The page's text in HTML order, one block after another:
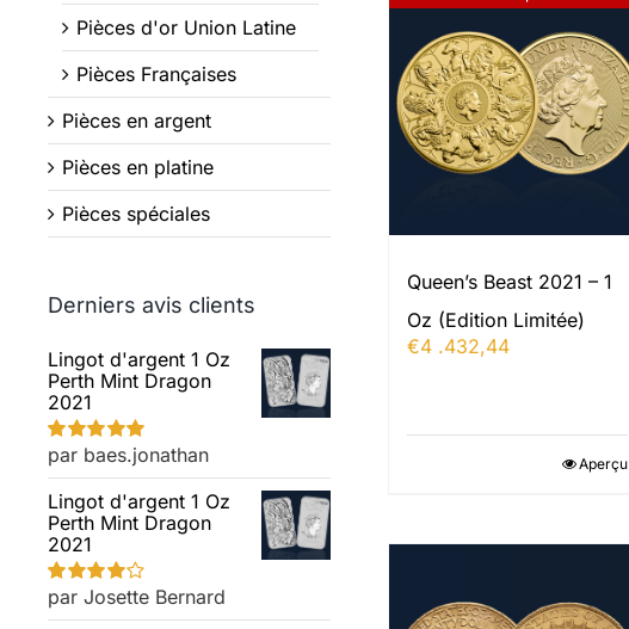
Queen’s Beast 2021 – 1
Oz (Edition Limitée)
€4 .432,44
Aperçu
Pièces d'or Union Latine
Pièces Françaises
Pièces en argent
Pièces en platine
Pièces spéciales
Derniers avis clients
Lingot d'argent 1 Oz
Perth Mint Dragon
2021
Note 5sur 5
par baes.jonathan
Lingot d'argent 1 Oz
Perth Mint Dragon
2021
Note4sur
5
par Josette Bernard